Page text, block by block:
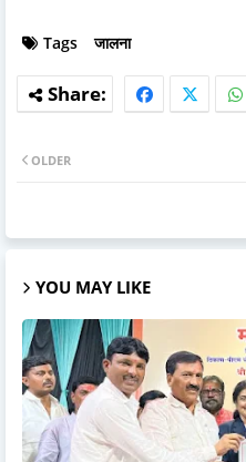
Tags जालना
OLDER
YOU MAY LIKE